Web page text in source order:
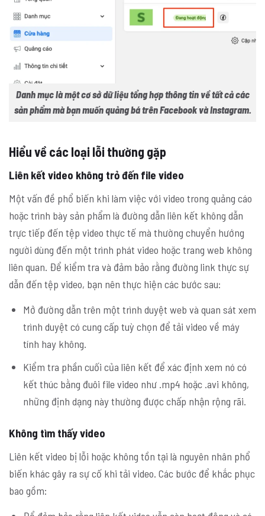
Danh mục là một cơ sở dữ liệu tổng hợp thông tin về tất cả các
sản phẩm mà bạn muốn quảng bá trên Facebook và Instagram.
Hiểu về các loại lỗi thường gặp
Liên kết video không trỏ đến file video
Một vấn đề phổ biến khi làm việc với video trong quảng cáo
hoặc trình bày sản phẩm là đường dẫn liên kết không dẫn
trực tiếp đến tệp video thực tế mà thường chuyển hướng
người dùng đến một trình phát video hoặc trang web không
liên quan. Để kiểm tra và đảm bảo rằng đường link thực sự
dẫn đến tệp video, bạn nên thực hiện các bước sau:
Mở đường dẫn trên một trình duyệt web và quan sát xem
trình duyệt có cung cấp tuỳ chọn để tải video về máy
tính hay không.
Kiểm tra phần cuối của liên kết để xác định xem nó có
kết thúc bằng đuôi file video như .mp4 hoặc .avi không,
những định dạng này thường được chấp nhận rộng rãi.
Không tìm thấy video
Liên kết video bị lỗi hoặc không tồn tại là nguyên nhân phổ
biến khác gây ra sự cố khi tải video. Các bước để khắc phục
bao gồm: